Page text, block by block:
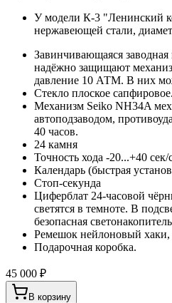
У модели К-3 "Ленинский
нержавеющей стали,
Завинчивающаяся
надёжно защищают
давление 10 АТМ. В них
Стекло плоское сапфировое.
Механизм Seiko NH34A
автоподзаводом,
40 часов.
24 камня
Точность хода -20...+40 сек/
Календарь (быстрая
Стоп-секунда
Циферблат 24-часовой
светятся в темноте. В
безопасная
Ремешок нейлоновый
Подарочная коробка.
45 000 ₽
В корзину